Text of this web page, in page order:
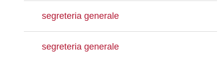
segreteria generale
segreteria generale